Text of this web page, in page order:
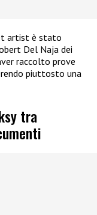
artist è stato
Del Naja dei
raccolto prove
piuttosto una
tra